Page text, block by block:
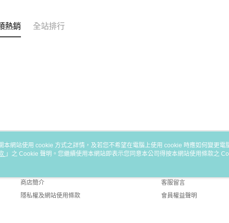
熱銷 全站排行
關於我們
商店簡介
隱私權及網站使用條款
客服資訊
客服留言
會員權益聲明
本網站使用 cookie 方式之詳情，及若您不希望在電腦上使用 cookie 時應如何變更電
」之 Cookie 聲明。您繼續使用本網站即表示您同意本公司得按本網站使用條款之